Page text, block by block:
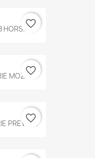
HORS...favorite_border
MOZART
favorite_border
PREVERT
favorite_border